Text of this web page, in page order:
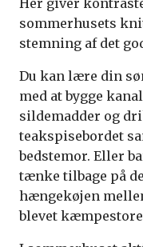
Her giver
sommerhusets
stemning af det
Du kan lære din
med at bygge
sildemadder og
teakspisebordet
bedstemor. Eller
tænke tilbage på
hængekøjen
blevet